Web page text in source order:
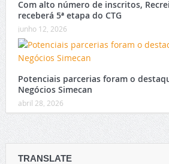
Com alto número de inscritos,
receberá 5ª etapa do CTG
junho 12, 2026
Potenciais parcerias foram o
Negócios Simecan
abril 28, 2026
TRANSLATE